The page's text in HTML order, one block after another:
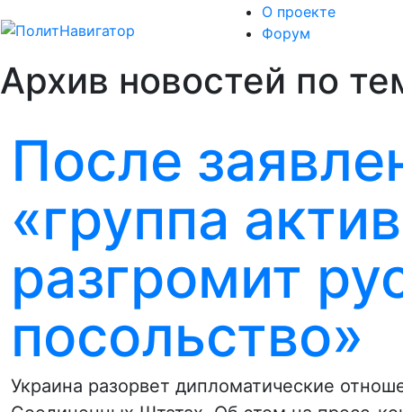
О проекте
Форум
Архив новостей по
После
«группа
разгромит
посольство»
Украина разорвет дипломатические